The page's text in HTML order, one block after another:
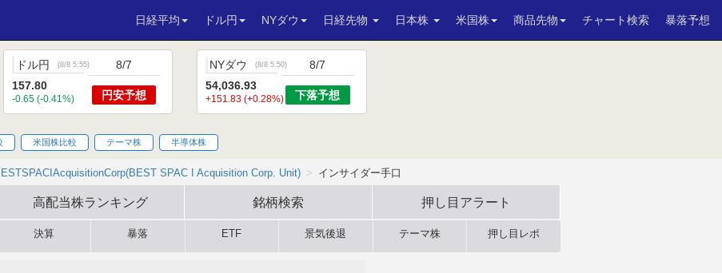
日経平均 ドル円 NYダウ 日経先物 日本株 米国株 商品先物 チャート検索 暴落予想
ドル円 (8/8 5:55)
157.80
-0.65 (-0.41%)
8/7
円安予想
NYダウ (8/8 5:50)
54,036.93
+151.83 (+0.28%)
8/7
下落予想
米国株比較 テーマ株 半導体株
SPAC I Acquisition Corp. Unit) インサイダー手口
高配当株ランキング 銘柄検索 押し目アラート
決算 暴落 ETF 景気後退 テーマ株 押し目レポ